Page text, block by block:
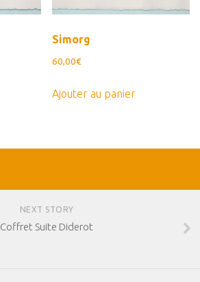
Simorg
60,00€
Ajouter au panier
NEXT STORY
Coffret Suite Diderot